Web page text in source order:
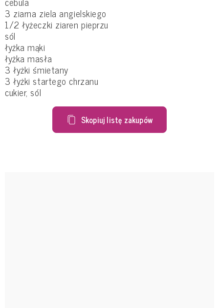
3 ziarna ziela angielskiego
1/2 łyżeczki ziaren pieprzu
sól
łyżka mąki
łyżka masła
3 łyżki śmietany
3 łyżki startego chrzanu
cukier, sól
Skopiuj listę zakupów